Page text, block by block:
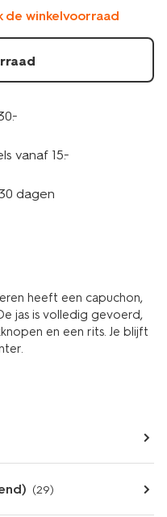
de winkelvoorraad
vanaf 15.-
dagen
heeft een capuchon,
jas is volledig gevoerd,
en een rits. Je blijft
(29)